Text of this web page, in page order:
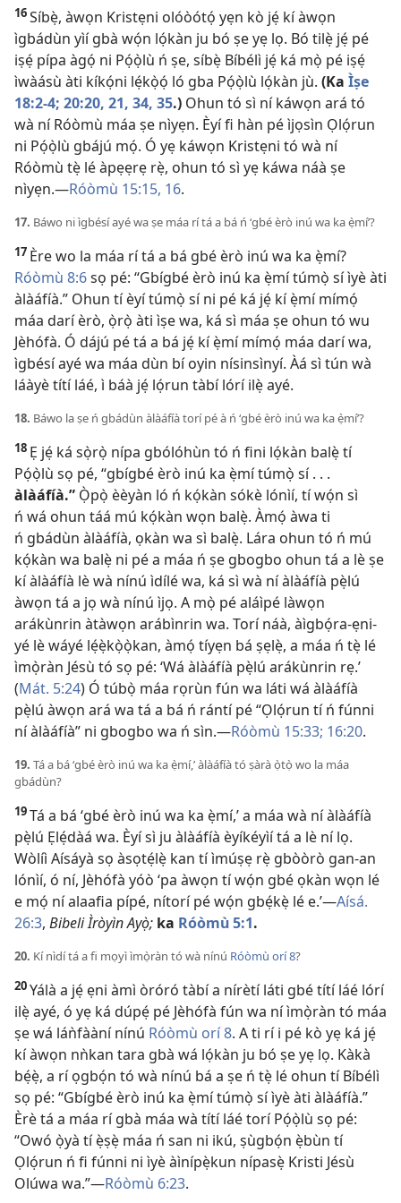
16Síbẹ̀, àwọn Kristẹni olóòótọ́ yẹn kò jẹ́ kí àwọn
ìgbádùn yìí gbà wọ́n lọ́kàn ju bó ṣe yẹ lọ. Bó tilẹ̀ jẹ́ pé
iṣẹ́ pípa àgọ́ ni Pọ́ọ̀lù ń ṣe, síbẹ̀ Bíbélì jẹ́ ká mọ̀ pé iṣẹ́
ìwàásù àti kíkọ́ni lẹ́kọ̀ọ́ ló gba Pọ́ọ̀lù lọ́kàn jù. (Ka Ìṣe
18:2-4; 20:20, 21, 34, 35.) Ohun tó sì ní káwọn ará tó
wà ní Róòmù máa ṣe nìyẹn. Èyí fi hàn pé ìjọsìn Ọlọ́run
ni Pọ́ọ̀lù gbájú mọ́. Ó yẹ káwọn Kristẹni tó wà ní
Róòmù tẹ̀ lé àpẹẹrẹ rẹ̀, ohun tó sì yẹ káwa náà ṣe
nìyẹn.​—Róòmù 15:15, 16.
17. Báwo ni ìgbésí ayé wa ṣe máa rí tá a bá ń ‘gbé èrò inú wa ka ẹ̀mí’?
17 Ère wo la máa rí tá a bá gbé èrò inú wa ka ẹ̀mí?
Róòmù 8:6sọ pé: “Gbígbé èrò inú ka ẹ̀mí túmọ̀ sí ìyè àti
àlàáfíà.” Ohun tí èyí túmọ̀ sí ni pé ká jẹ́ kí ẹ̀mí mímọ́
máa darí èrò, ọ̀rọ̀ àti ìṣe wa, ká sì máa ṣe ohun tó wu
Jèhófà. Ó dájú pé tá a bá jẹ́ kí ẹ̀mí mímọ́ máa darí wa,
ìgbésí ayé wa máa dùn bí oyin nísinsìnyí. Àá sì tún wà
láàyè títí láé, ì báà jẹ́ lọ́run tàbí lórí ilẹ̀ ayé.
18. Báwo la ṣe ń gbádùn àlàáfíà torí pé à ń ‘gbé èrò inú wa ka ẹ̀mí’?
18 Ẹ jẹ́ ká sọ̀rọ̀ nípa gbólóhùn tó ń fini lọ́kàn balẹ̀ tí
Pọ́ọ̀lù sọ pé, “gbígbé èrò inú ka ẹ̀mí túmọ̀ sí . . .
àlàáfíà.” Ọ̀pọ̀ èèyàn ló ń kọ́kàn sókè lónìí, tí wọ́n sì
ń wá ohun táá mú kọ́kàn wọn balẹ̀. Àmọ́ àwa ti
ń gbádùn àlàáfíà, ọkàn wa sì balẹ̀. Lára ohun tó ń mú
kọ́kàn wa balẹ̀ ni pé a máa ń ṣe gbogbo ohun tá a lè ṣe
kí àlàáfíà lè wà nínú ìdílé wa, ká sì wà ní àlàáfíà pẹ̀lú
àwọn tá a jọ wà nínú ìjọ. A mọ̀ pé aláìpé làwọn
arákùnrin àtàwọn arábìnrin wa. Torí náà, àìgbọ́ra-ẹni-
yé lè wáyé lẹ́ẹ̀kọ̀ọ̀kan, àmọ́ tíyẹn bá ṣẹlẹ̀, a máa ń tẹ̀ lé
ìmọ̀ràn Jésù tó sọ pé: ‘Wá àlàáfíà pẹ̀lú arákùnrin rẹ.’
(Mát. 5:24) Ó túbọ̀ máa rọrùn fún wa láti wá àlàáfíà
pẹ̀lú àwọn ará wa tá a bá ń rántí pé “Ọlọ́run tí ń fúnni
ní àlàáfíà” ni gbogbo wa ń sìn.​—Róòmù 15:33; 16:20.
19. Tá a bá ‘gbé èrò inú wa ka ẹ̀mí,’ àlàáfíà tó ṣàrà ọ̀tọ̀ wo la máa
gbádùn?
19Tá a bá ‘gbé èrò inú wa ka ẹ̀mí,’ a máa wà ní àlàáfíà
pẹ̀lú Ẹlẹ́dàá wa. Èyí sì ju àlàáfíà èyíkéyìí tá a lè ní lọ.
Wòlíì Aísáyà sọ àsọtẹ́lẹ̀ kan tí ìmúṣẹ rẹ̀ gbòòrò gan-an
lónìí, ó ní, Jèhófà yóò ‘pa àwọn tí wọ́n gbé ọkàn wọn lé
e mọ́ ní alaafia pípé, nítorí pé wọ́n gbẹ́kẹ̀ lé e.’​—Aísá.
26:3, Bibeli Ìròyìn Ayọ̀; ka Róòmù 5:1.
20. Kí nìdí tá a fi mọyì ìmọ̀ràn tó wà nínú Róòmù orí 8?
20Yálà a jẹ́ ẹni àmì òróró tàbí a nírètí láti gbé títí láé lórí
ilẹ̀ ayé, ó yẹ ká dúpẹ́ pé Jèhófà fún wa ní ìmọ̀ràn tó máa
ṣe wá láǹfààní nínú Róòmù orí 8. A ti rí i pé kò yẹ ká jẹ́
kí àwọn nǹkan tara gbà wá lọ́kàn ju bó ṣe yẹ lọ. Kàkà
bẹ́ẹ̀, a rí ọgbọ́n tó wà nínú bá a ṣe ń tẹ̀ lé ohun tí Bíbélì
sọ pé: “Gbígbé èrò inú ka ẹ̀mí túmọ̀ sí ìyè àti àlàáfíà.”
Èrè tá a máa rí gbà máa wà títí láé torí Pọ́ọ̀lù sọ pé:
“Owó ọ̀yà tí ẹ̀ṣẹ̀ máa ń san ni ikú, ṣùgbọ́n ẹ̀bùn tí
Ọlọ́run ń fi fúnni ni ìyè àìnípẹ̀kun nípasẹ̀ Kristi Jésù
Olúwa wa.”​—Róòmù 6:23.